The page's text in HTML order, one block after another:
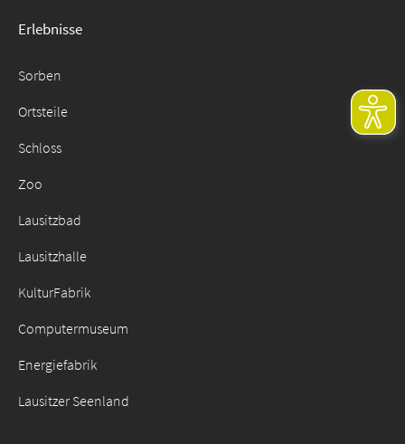
Erlebnisse
Sorben
Ortsteile
Schloss
Zoo
Lausitzbad
Lausitzhalle
KulturFabrik
Computermuseum
Energiefabrik
Lausitzer Seenland